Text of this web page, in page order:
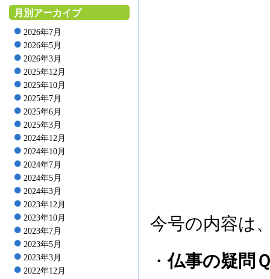
月別アーカイブ
2026年7月
2026年5月
2026年3月
2025年12月
2025年10月
2025年7月
2025年6月
2025年3月
2024年12月
2024年10月
2024年7月
2024年5月
2024年3月
2023年12月
2023年10月
2023年7月
2023年5月
2023年3月
2022年12月
今号の内容は
・仏事の疑問